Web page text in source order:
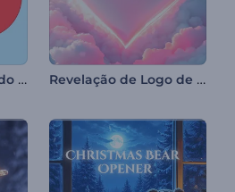
Introdução do Cupido para o Dia dos Namorados Revelação de Logo de Corações de Dia dos Namorados